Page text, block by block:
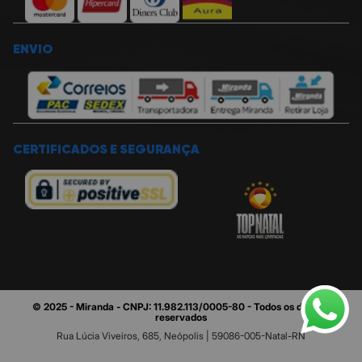
ENVIO
CERTIFICADOS E SEGURANÇA
© 2025 - Miranda - CNPJ: 11.982.113/0005-80 - Todos os direitos
reservados
Rua Lúcia Viveiros, 685, Neópolis | 59086-005-Natal-RN